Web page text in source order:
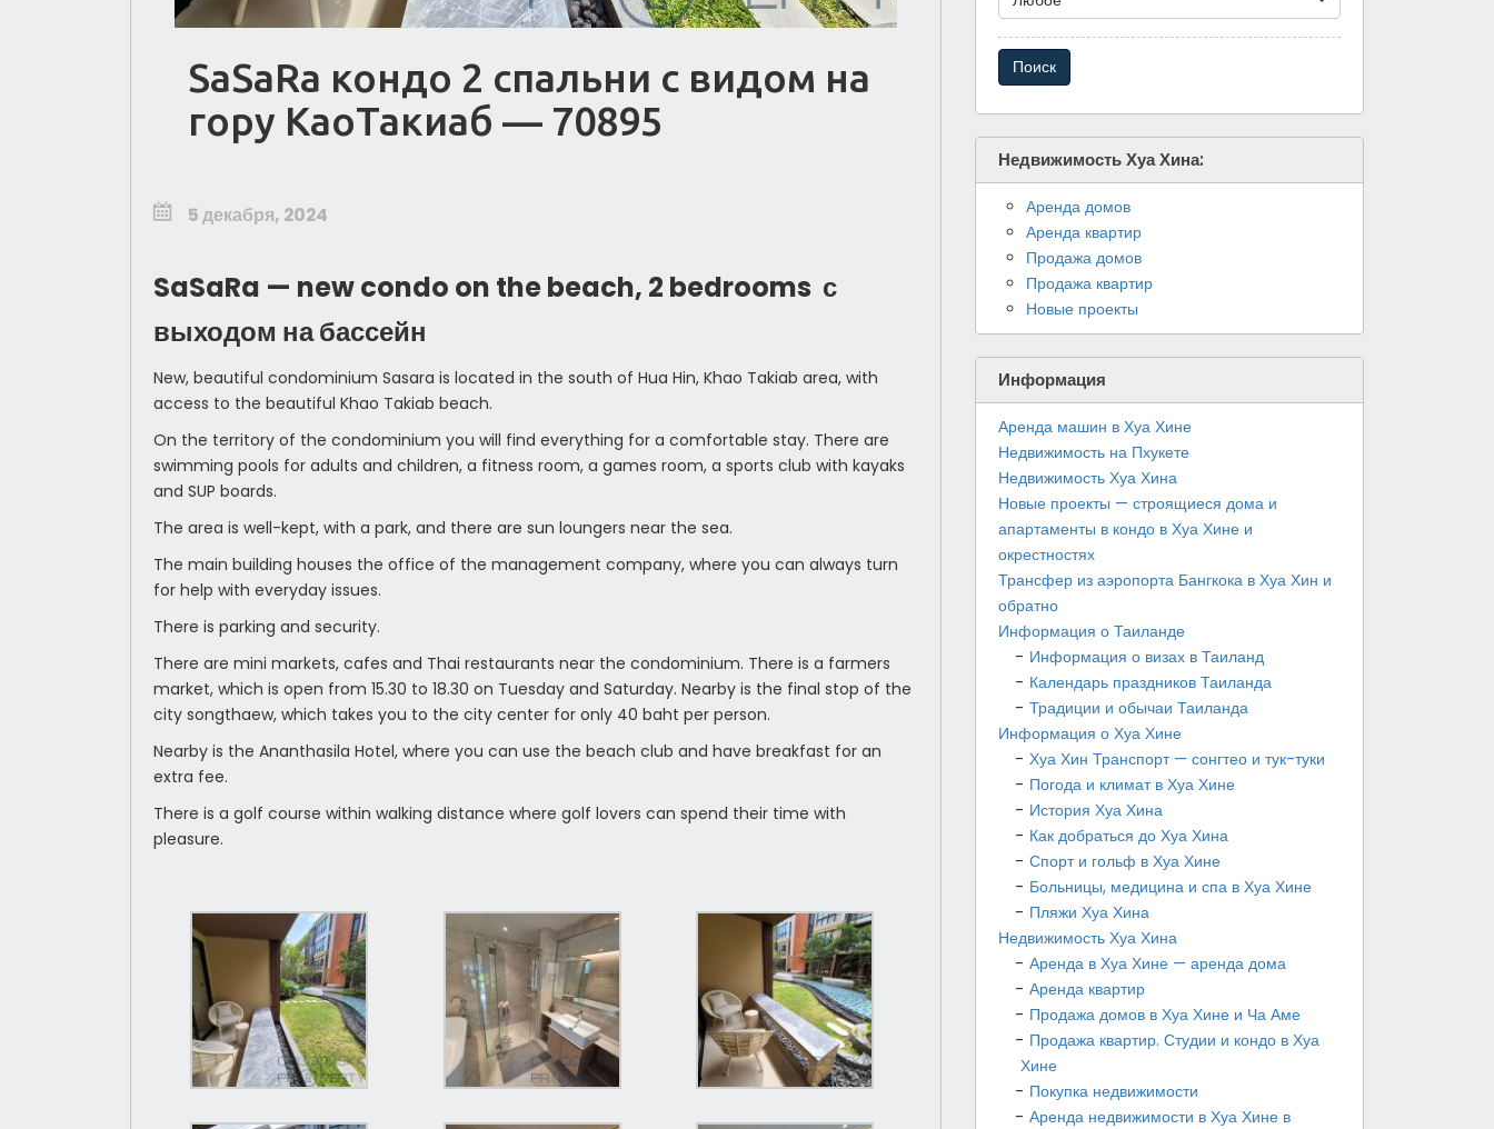
Недвижимость Хуа Хина:
Аренда домов
Аренда квартир
Продажа домов
Продажа квартир
Новые проекты
Информация
Аренда машин в Хуа Хине
Недвижимость на Пхукете
Недвижимость Хуа Хина
Новые проекты — строящиеся дома и
апартаменты в кондо в Хуа Хине и
окрестностях
Трансфер из аэропорта Бангкока в Хуа Хин и
обратно
Информация о Таиланде
Информация о визах в Таиланд
Календарь праздников Таиланда
Традиции и обычаи Таиланда
Информация о Хуа Хине
Хуа Хин Транспорт — сонгтео и тук-туки
Погода и климат в Хуа Хине
История Хуа Хина
Как добраться до Хуа Хина
Спорт и гольф в Хуа Хине
Больницы, медицина и спа в Хуа Хине
Пляжи Хуа Хина
Недвижимость Хуа Хина
Аренда в Хуа Хине — аренда дома
Аренда квартир
Продажа домов в Хуа Хине и Ча Аме
Продажа квартир. Студии и кондо в Хуа
Хине
Покупка недвижимости
Аренда недвижимости в Хуа Хине в
SaSaRa кондо 2 спальни с видом на
гору КаоТакиаб — 70895
5 декабря, 2024
SaSaRa — new condo on the beach, 2 bedrooms с
выходом на бассейн
New, beautiful condominium Sasara is located in the south of Hua Hin, Khao Takiab area, with
access to the beautiful Khao Takiab beach.
On the territory of the condominium you will find everything for a comfortable stay. There are
swimming pools for adults and children, a fitness room, a games room, a sports club with kayaks
and SUP boards.
The area is well-kept, with a park, and there are sun loungers near the sea.
The main building houses the office of the management company, where you can always turn
for help with everyday issues.
There is parking and security.
There are mini markets, cafes and Thai restaurants near the condominium. There is a farmers
market, which is open from 15.30 to 18.30 on Tuesday and Saturday. Nearby is the final stop of the
city songthaew, which takes you to the city center for only 40 baht per person.
Nearby is the Ananthasila Hotel, where you can use the beach club and have breakfast for an
extra fee.
There is a golf course within walking distance where golf lovers can spend their time with
pleasure.